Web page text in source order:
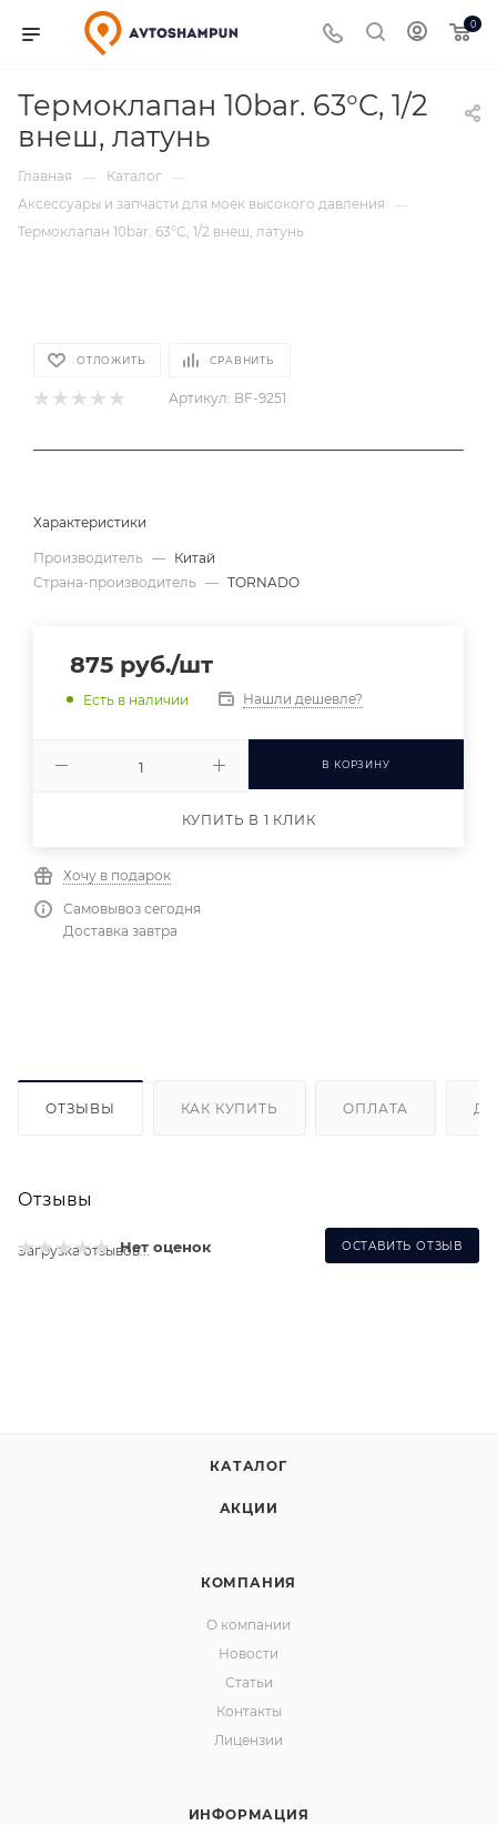
0
Термоклапан 10bar. 63°C, 1/2
внеш, латунь
Главная — Каталог —
Аксессуары и запчасти для моек высокого давления
—
Термоклапан 10bar. 63°C, 1/2 внеш, латунь
ОТЛОЖИТЬ СРАВНИТЬ
Артикул: BF-9251
Характеристики
Производитель — Китай
Страна-производитель — TORNADO
875 руб./шт
Есть в наличии Нашли дешевле?
В КОРЗИНУ
КУПИТЬ В 1 КЛИК
Хочу в подарок
Самовывоз сегодня
Доставка завтра
ОТЗЫВЫ КАК КУПИТЬ ОПЛАТА
Отзывы
Нет оценок ОСТАВИТЬ ОТЗЫВ
Загрузка отзывов...
КАТАЛОГ
АКЦИИ
КОМПАНИЯ
О компании
Новости
Статьи
Контакты
Лицензии
ИНФОРМАЦИЯ